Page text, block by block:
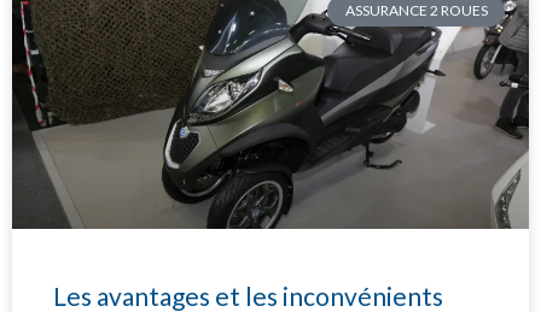
ASSURANCE 2 ROUES
Les avantages et les inconvénients